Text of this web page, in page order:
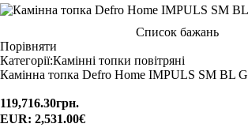
Список бажань
Порівняти
Категорії:Камінні топки повітряні
Камінна топка Defro Home IMPULS SM BL G
119,716.30грн.
EUR: 2,531.00€